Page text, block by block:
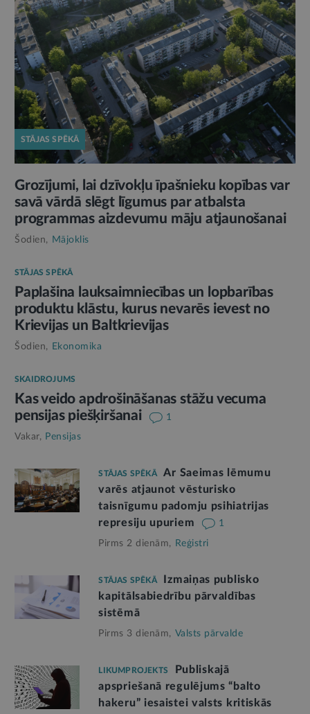
STĀJAS SPĒKĀ
Grozījumi, lai dzīvokļu īpašnieku kopības var
savā vārdā slēgt līgumus par atbalsta
programmas aizdevumu māju atjaunošanai
Šodien, Mājoklis
STĀJAS SPĒKĀ
Paplašina lauksaimniecības un lopbarības
produktu klāstu, kurus nevarēs ievest no
Krievijas un Baltkrievijas
Šodien, Ekonomika
SKAIDROJUMS
Kas veido apdrošināšanas stāžu vecuma
pensijas piešķiršanai
1
Vakar, Pensijas
STĀJAS SPĒKĀ
Ar Saeimas lēmumu
varēs atjaunot vēsturisko
taisnīgumu padomju psihiatrijas
represiju upuriem
1
Pirms 2 dienām, Reģistri
STĀJAS SPĒKĀ
Izmaiņas publisko
kapitālsabiedrību pārvaldības
sistēmā
Pirms 3 dienām, Valsts pārvalde
LIKUMPROJEKTS
Publiskajā
apspriešanā regulējums “balto
hakeru” iesaistei valsts kritiskās